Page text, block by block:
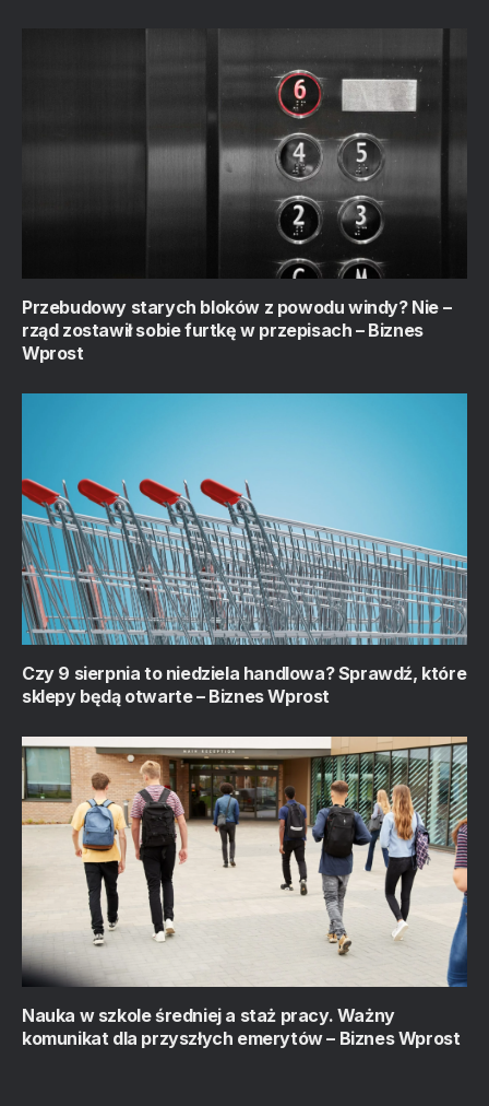
Przebudowy starych bloków z powodu windy? Nie –
rząd zostawił sobie furtkę w przepisach – Biznes
Wprost
Czy 9 sierpnia to niedziela handlowa? Sprawdź, które
sklepy będą otwarte – Biznes Wprost
Nauka w szkole średniej a staż pracy. Ważny
komunikat dla przyszłych emerytów – Biznes Wprost